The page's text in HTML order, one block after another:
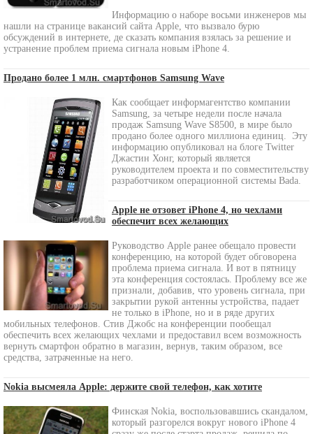
Информацию о наборе восьми инженеров мы
нашли на странице вакансий сайта Apple, что вызвало бурю
обсуждений в интернете, де сказать компания взялась за решение и
устранение проблем приема сигнала новым iPhone 4.
Продано более 1 млн. смартфонов Samsung Wave
Как сообщает информагентство компании
Samsung, за четыре недели после начала
продаж Samsung Wave S8500, в мире было
продано более одного миллиона единиц. Эту
информацию опубликовал на блоге Twitter
Джастин Хонг, который является
руководителем проекта и по совместительству
разработчиком операционной системы Bada.
Apple не отзовет iPhone 4, но чехлами
обеспечит всех желающих
Руководство Apple ранее обещало провести
конференцию, на которой будет обговорена
проблема приема сигнала. И вот в пятницу
эта конференция состоялась. Проблему все же
признали, добавив, что уровень сигнала, при
закрытии рукой антенны устройства, падает
не только в iPhone, но и в ряде других
мобильных телефонов. Стив Джобс на конференции пообещал
обеспечить всех желающих чехлами и предоставил всем возможность
вернуть смартфон обратно в магазин, вернув, таким образом, все
средства, затраченные на него.
Nokia высмеяла Apple: держите свой телефон, как хотите
Финская Nokia, воспользовавшись скандалом,
который разгорелся вокруг нового iPhone 4